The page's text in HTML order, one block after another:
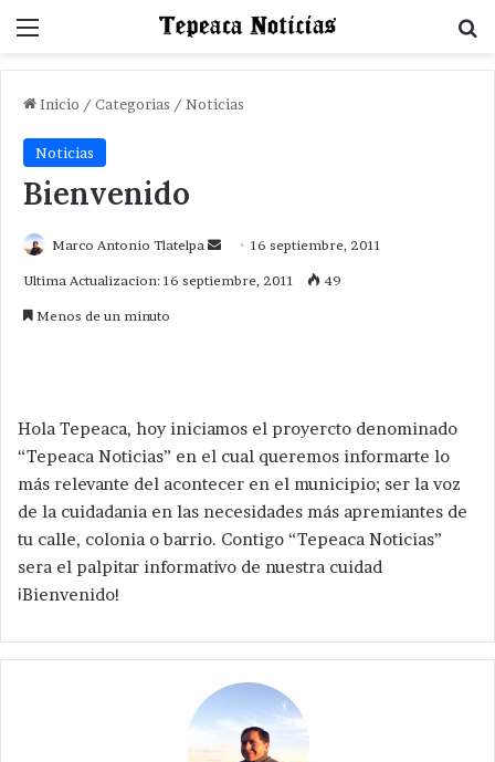
Menu
Inicio / Categorias / Noticias
Noticias
Bienvenido
Marco Antonio Tlatelpa
Send16 septiembre, 2011
Ultima Actualizacion: 16 septiembre, 2011 49
Menos de un minuto
Hola Tepeaca, hoy iniciamos el proyercto denominado
“Tepeaca Noticias” en el cual queremos informarte lo
más relevante del acontecer en el municipio; ser la voz
de la cuidadania en las necesidades más apremiantes de
tu calle, colonia o barrio. Contigo “Tepeaca Noticias”
sera el palpitar informativo de nuestra cuidad
¡Bienvenido!